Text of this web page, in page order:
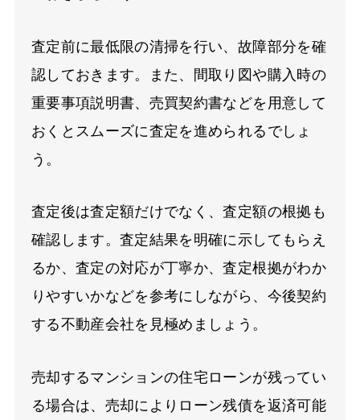
査定前に最低限の清掃を行い、故障部分を確
認しておきます。また、間取り図や購入時の
重要事項説明書、売買契約書などを用意して
おくとスムーズに査定を進められるでしょ
う。
査定後は査定額だけでなく、査定額の根拠も
確認します。査定結果を明確に示してもらえ
るか、査定の対応が丁寧か、査定根拠がわか
りやすいかなどを参考にしながら、今後契約
する不動産会社を見極めましょう。
売却するマンションの住宅ローンが残ってい
る場合は、売却によりローン残債を返済可能